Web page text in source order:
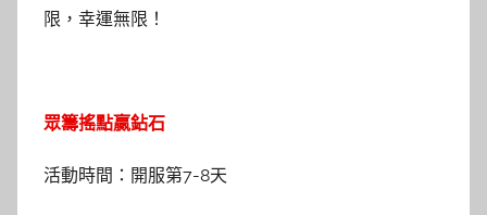
限，幸運無限！
眾籌搖點贏鉆石
活動時間：開服第7-8天